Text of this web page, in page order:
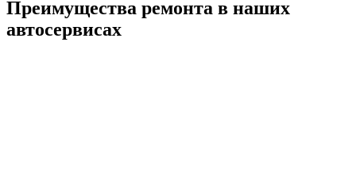
Преимущества ремонта в наших
автосервисах